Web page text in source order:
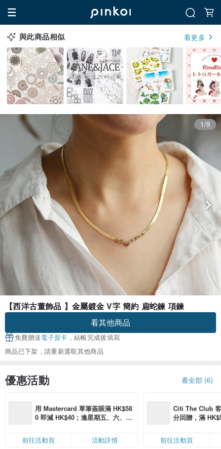
與此商品相似 看更多
1/9
【西洋古董飾品 】金屬鍍金 V字 簡約 扁蛇鍊 項鍊
看其他商品
免費贈送電子賀卡 ，結帳完成後填寫
商品已下架，請重新選取其他商品
優惠活動 看全部 (6)
用 Mastercard 單筆簽賬滿 HK$58
0 即減 HK$40；逢星期五、六、日
限，額滿即止，僅限「常用信用
卡」結帳）
前往活動頁 活動詳情
Citi The Club
分回贈，滿
前往活動頁